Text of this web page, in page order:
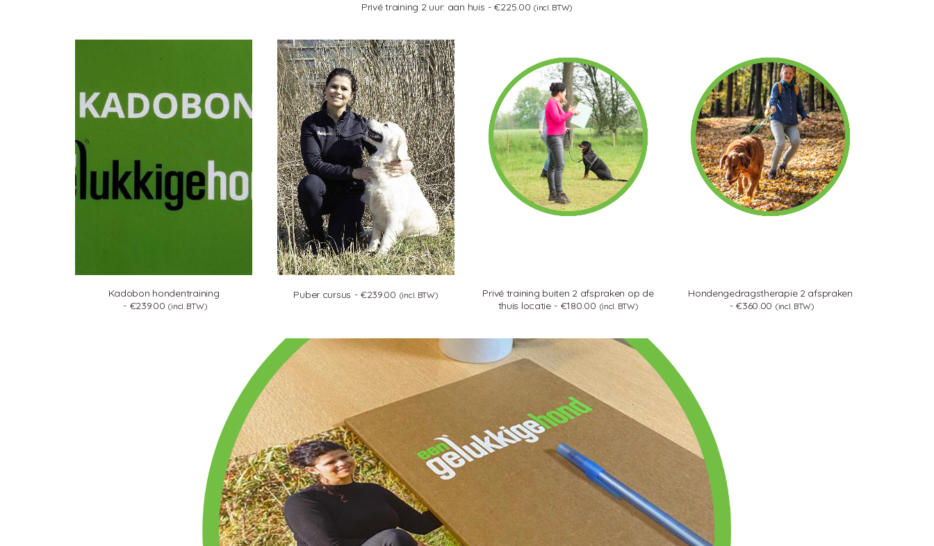
Privé training 2 uur: aan huis €225.00 (incl. BTW)
Kadobon hondentraining
€239.00 (incl. BTW)
Puber cursus €239.00 (incl. BTW)
Privé training buiten 2 afspraken op de
thuis locatie
€180.00 (incl. BTW)
Hondengedragstherapie 2 afspraken
€360.00 (incl. BTW)